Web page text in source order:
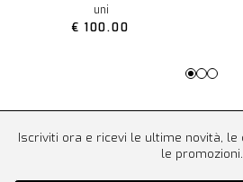
uni
€ 100.00
Iscriviti ora e ricevi le ultime novità,
le promozioni.